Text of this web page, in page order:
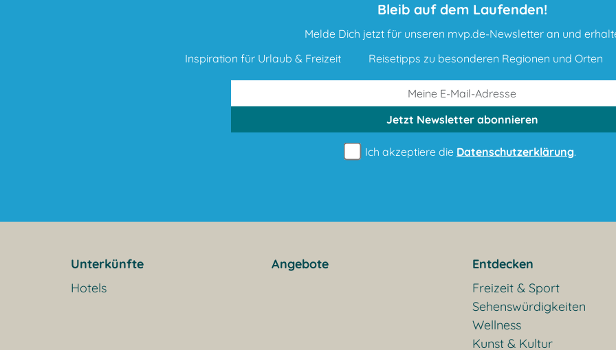
Bleib auf dem Laufenden!
Melde Dich jetzt für unseren mvp.de-Newsletter an und
Inspiration für Urlaub & Freizeit
Reisetipps zu besonderen Regionen und Orten
Jetzt Newsletterabonnieren
Ich akzeptiere die Datenschutzerklärung.
Unterkünfte
Hotels
Angebote
Entdecken
Freizeit & Sport
Sehenswürdigkeiten
Wellness
Kunst & Kultur